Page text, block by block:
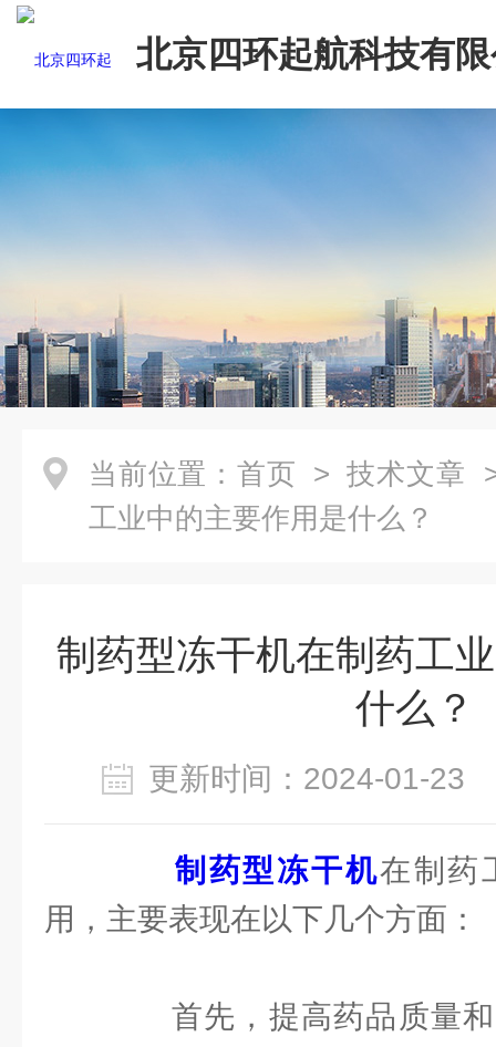
北京四环起航科技有
当前位置： 首页 > 技术文章
工业中的主要作用是什么？
制药型冻干机在制药工
什么？
更新时间：2024-01-
制药型冻干机在制药
用，主要表现在以下几个方面：
首先，提高药品质量和